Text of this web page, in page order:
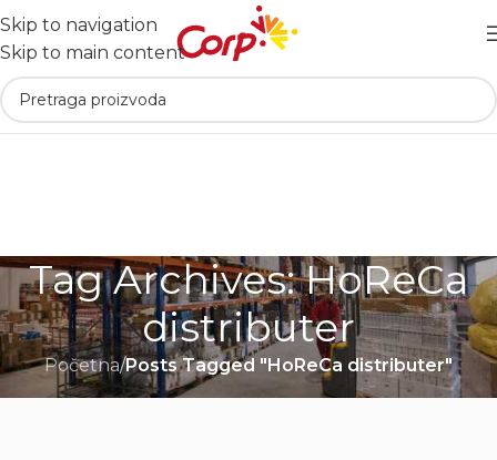
Skip to navigation
Skip to main content
Tag Archives: HoReCa
distributer
Početna/Posts Tagged "HoReCa distributer"